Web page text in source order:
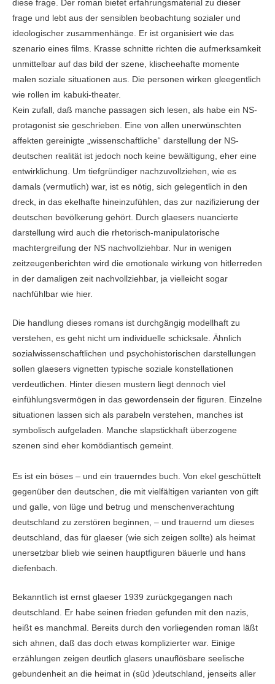
diese frage. Der roman bietet erfahrungsmaterial zu dieser
frage und lebt aus der sensiblen beobachtung sozialer und
ideologischer zusammenhänge. Er ist organisiert wie das
szenario eines films. Krasse schnitte richten die aufmerksamkeit
unmittelbar auf das bild der szene, klischeehafte momente
malen soziale situationen aus. Die personen wirken gleegentlich
wie rollen im kabuki-theater.
Kein zufall, daß manche passagen sich lesen, als habe ein NS-
protagonist sie geschrieben. Eine von allen unerwünschten
affekten gereinigte „wissenschaftliche“ darstellung der NS-
deutschen realität ist jedoch noch keine bewältigung, eher eine
entwirklichung. Um tiefgründiger nachzuvollziehen, wie es
damals (vermutlich) war, ist es nötig, sich gelegentlich in den
dreck, in das ekelhafte hineinzufühlen, das zur nazifizierung der
deutschen bevölkerung gehört. Durch glaesers nuancierte
darstellung wird auch die rhetorisch-manipulatorische
machtergreifung der NS nachvollziehbar. Nur in wenigen
zeitzeugenberichten wird die emotionale wirkung von hitlerreden
in der damaligen zeit nachvollziehbar, ja vielleicht sogar
nachfühlbar wie hier.
Die handlung dieses romans ist durchgängig modellhaft zu
verstehen, es geht nicht um individuelle schicksale. Ähnlich
sozialwissenschaftlichen und psychohistorischen darstellungen
sollen glaesers vignetten typische soziale konstellationen
verdeutlichen. Hinter diesen mustern liegt dennoch viel
einfühlungsvermögen in das gewordensein der figuren. Einzelne
situationen lassen sich als parabeln verstehen, manches ist
symbolisch aufgeladen. Manche slapstickhaft überzogene
szenen sind eher komödiantisch gemeint.
Es ist ein böses – und ein trauerndes buch. Von ekel geschüttelt
gegenüber den deutschen, die mit vielfältigen varianten von gift
und galle, von lüge und betrug und menschenverachtung
deutschland zu zerstören beginnen, – und trauernd um dieses
deutschland, das für glaeser (wie sich zeigen sollte) als heimat
unersetzbar blieb wie seinen hauptfiguren bäuerle und hans
diefenbach.
Bekanntlich ist ernst glaeser 1939 zurückgegangen nach
deutschland. Er habe seinen frieden gefunden mit den nazis,
heißt es manchmal. Bereits durch den vorliegenden roman läßt
sich ahnen, daß das doch etwas komplizierter war. Einige
erzählungen zeigen deutlich glasers unauflösbare seelische
gebundenheit an die heimat in (süd )deutschland, jenseits aller